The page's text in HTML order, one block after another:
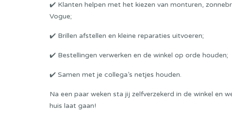
✔️ Klanten helpen met het kiezen van monturen,
Vogue;
✔️ Brillen afstellen en kleine reparaties uitvoeren;
✔️ Bestellingen verwerken en de winkel op orde houden;
✔️ Samen met je collega’s netjes houden.
Na een paar weken sta jij zelfverzekerd in de winkel en
huis laat gaan!